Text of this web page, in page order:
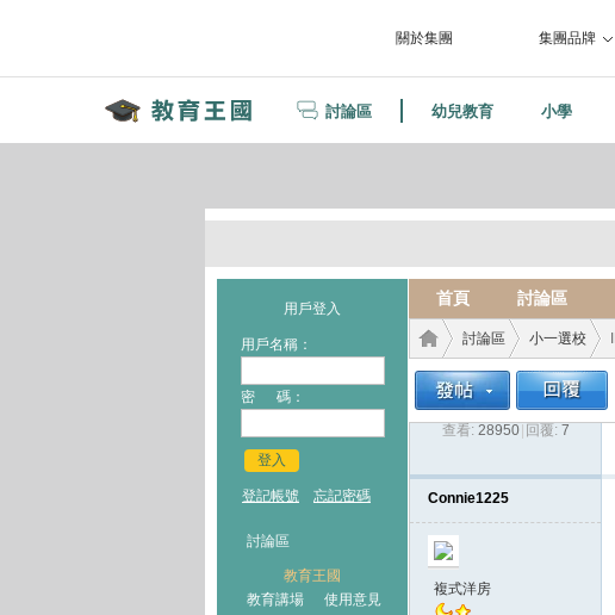
關於集團 集團品牌
討論區 幼兒教育 小學
用戶登入
用戶名稱：
密 碼：
登入
登記帳號 忘記密碼
討論區
教育王國
教育講場
使用意見
首頁 討論區
›
討論區
›
小一選校
查看: 28950 回覆: 7
Connie1225
複式洋房